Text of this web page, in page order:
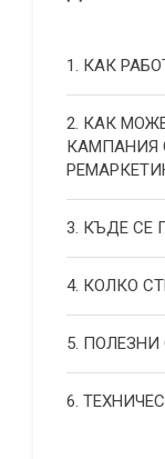
1. КАК
2. КАК
КАМПАНИЯ
3. КЪДЕ СЕ
4. КОЛКО
5. ПОЛЕЗНИ
6.